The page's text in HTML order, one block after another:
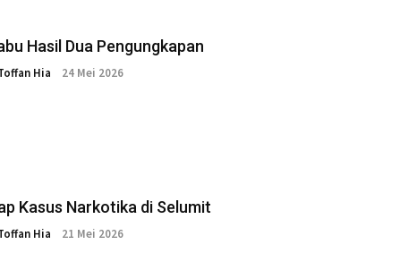
Hasil Dua Pengungkapan
Hia 24 Mei 2026
Kasus Narkotika di Selumit
Hia 21 Mei 2026